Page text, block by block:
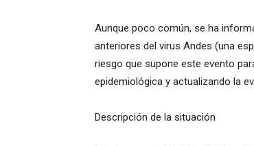
Aunque poco común, se ha
anteriores del virus Andes (una
riesgo que supone este evento
epidemiológica y actualizando la
Descripción de la situación